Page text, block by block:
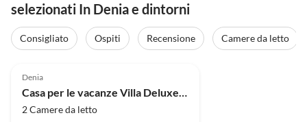
selezionati In Denia e dintorni
Consigliato Ospiti Recensione Camere da letto
Denia
Casa per le vacanze Villa Deluxe Pastor
2 Camere da letto